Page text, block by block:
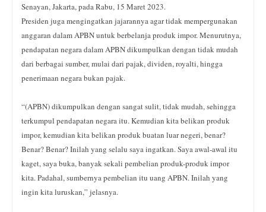
Senayan, Jakarta, pada Rabu, 15 Maret 2023.
Presiden juga mengingatkan jajarannya agar tidak mempergunakan
anggaran dalam APBN untuk berbelanja produk impor. Menurutnya,
pendapatan negara dalam APBN dikumpulkan dengan tidak mudah
dari berbagai sumber, mulai dari pajak, dividen, royalti, hingga
penerimaan negara bukan pajak.
“(APBN) dikumpulkan dengan sangat sulit, tidak mudah, sehingga
terkumpul pendapatan negara itu. Kemudian kita belikan produk
impor, kemudian kita belikan produk buatan luar negeri, benar?
Benar? Benar? Inilah yang selalu saya ingatkan. Saya awal-awal itu
kaget, saya buka, banyak sekali pembelian produk-produk impor
kita. Padahal, sumbernya pembelian itu uang APBN. Inilah yang
ingin kita luruskan,” jelasnya.